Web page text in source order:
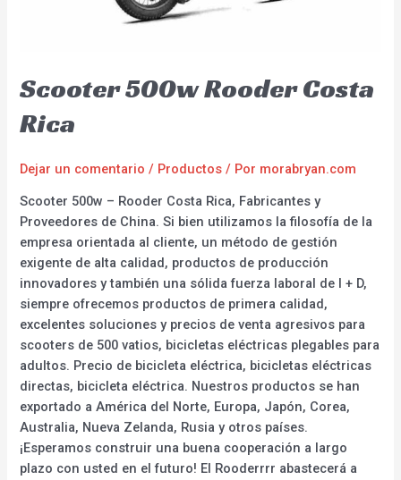
Scooter 500w Rooder Costa
Rica
Dejar un comentario / Productos / Por morabryan.com
Scooter 500w – Rooder Costa Rica, Fabricantes y
Proveedores de China. Si bien utilizamos la filosofía de la
empresa orientada al cliente, un método de gestión
exigente de alta calidad, productos de producción
innovadores y también una sólida fuerza laboral de I + D,
siempre ofrecemos productos de primera calidad,
excelentes soluciones y precios de venta agresivos para
scooters de 500 vatios, bicicletas eléctricas plegables para
adultos. Precio de bicicleta eléctrica, bicicletas eléctricas
directas, bicicleta eléctrica. Nuestros productos se han
exportado a América del Norte, Europa, Japón, Corea,
Australia, Nueva Zelanda, Rusia y otros países.
¡Esperamos construir una buena cooperación a largo
plazo con usted en el futuro! El Rooderrrr abastecerá a